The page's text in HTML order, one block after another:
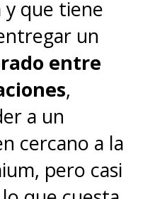
y que tiene
un
entre
,
a un
cercano a la
pero casi